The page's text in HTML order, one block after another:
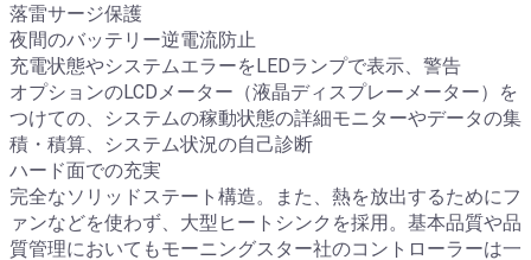
落雷サージ保護
夜間のバッテリー逆電流防止
充電状態やシステムエラーをLEDランプで表示、警告
オプションのLCDメーター（液晶ディスプレーメーター）を
つけての、システムの稼動状態の詳細モニターやデータの集
積・積算、システム状況の自己診断
ハード面での充実
完全なソリッドステート構造。また、熱を放出するためにフ
ァンなどを使わず、大型ヒートシンクを採用。基本品質や品
質管理においてもモーニングスター社のコントローラーは一